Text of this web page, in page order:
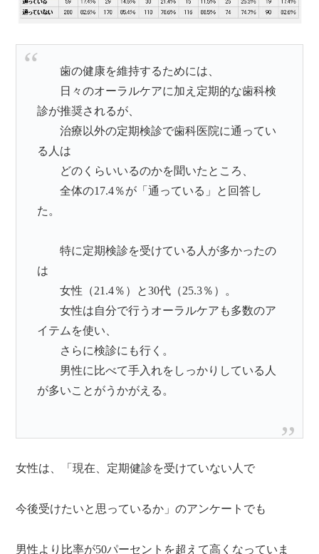
歯の健康を維持するためには、
日々のオーラルケアに加え定期的な歯科検
診が推奨されるが、
治療以外の定期検診で歯科医院に通ってい
る人は
どのくらいいるのかを聞いたところ、
全体の17.4％が「通っている」と回答し
た。
特に定期検診を受けている人が多かったの
は
女性（21.4％）と30代（25.3％）。
女性は自分で行うオーラルケアも多数のア
イテムを使い、
さらに検診にも行く。
男性に比べて手入れをしっかりしている人
が多いことがうかがえる。
女性は、「現在、定期健診を受けていない人で
今後受けたいと思っているか」のアンケートでも
男性より比率が50パーセントを超えて高くなっていま